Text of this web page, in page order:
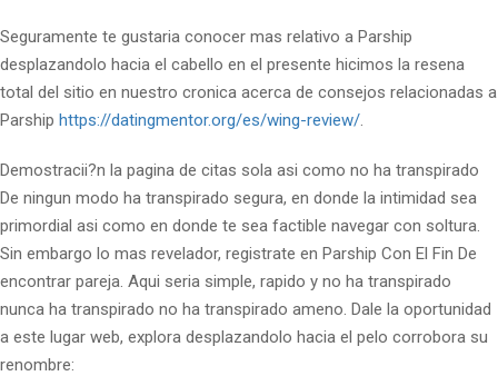
Seguramente te gustaria conocer mas relativo a Parship
desplazandolo hacia el cabello en el presente hicimos la resena
total del sitio en nuestro cronica acerca de consejos relacionadas a
Parship https://datingmentor.org/es/wing-review/.
Demostracii?n la pagina de citas sola asi­ como no ha transpirado
De ningun modo ha transpirado segura, en donde la intimidad sea
primordial asi­ como en donde te sea factible navegar con soltura.
Sin embargo lo mas revelador, registrate en Parship Con El Fin De
encontrar pareja. Aqui seri­a simple, rapido y no ha transpirado
nunca ha transpirado no ha transpirado ameno. Dale la oportunidad
a este lugar web, explora desplazandolo hacia el pelo corrobora su
renombre: